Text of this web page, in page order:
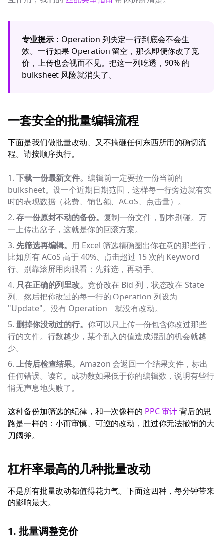
专业提示： Operation 列决定一行到底会不会生
效。一行如果 Operation 留空，那么即便你改了竞
价，上传也会视而不见。把这一列吃透，90% 的
bulksheet 风险就消失了。
一套安全的批量编辑流程
下面是我们做批量改动、又不搞砸任何东西所用的确切流
程。请按顺序执行。
下载一份最新文件。 编辑前一定要拉一份当前的
bulksheet。设一个近期日期范围，这样每一行旁边就有实
时的表现数据（花费、销售额、ACoS、点击量）。
存一份原封不动的备份。 复制一份文件，副本别碰。万
一上传出岔子，这就是你的回滚方案。
先筛选再编辑。 用 Excel 筛选精确圈出你在意的那些行，
比如所有 ACoS 高于 40%、点击超过 15 次的 Keyword
行。别靠滚屏用肉眼看；先筛选，再动手。
只在正确的列里改。 竞价改在 Bid 列，状态改在 State
列。然后把你改过的每一行的 Operation 列设为
"Update"。没有 Operation，就没有改动。
删掉你没动过的行。 你可以只上传一份包含你改过那些
行的文件。行数越少，某个乱入的值造成混乱的机会就越
少。
上传后检查结果。 Amazon 会返回一个结果文件，标出
任何错误。读它。成功数如果低于你的编辑数，说明有些行
悄无声息地失败了。
这种备份加筛选的纪律，和一次像样的 PPC 审计背后的思
路是一样的：小而审慎、可逆的改动，胜过你无法撤销的大
刀阔斧。
杠杆率最高的几种批量改动
不是所有批量改动都值得花力气。下面这四种，每分钟带来
的影响最大。
1. 批量调整竞价